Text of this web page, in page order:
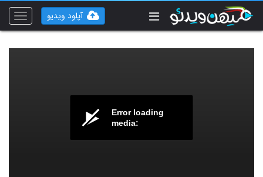
Toggle
آپلود ویدیو
Error loading
media: